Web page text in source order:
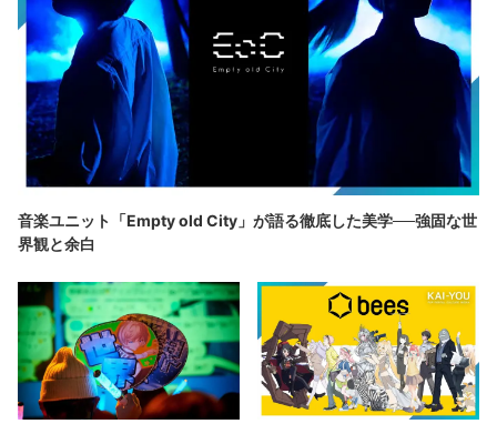
音楽ユニット「Empty old City」が語る徹底した美学──強固な世
界観と余白